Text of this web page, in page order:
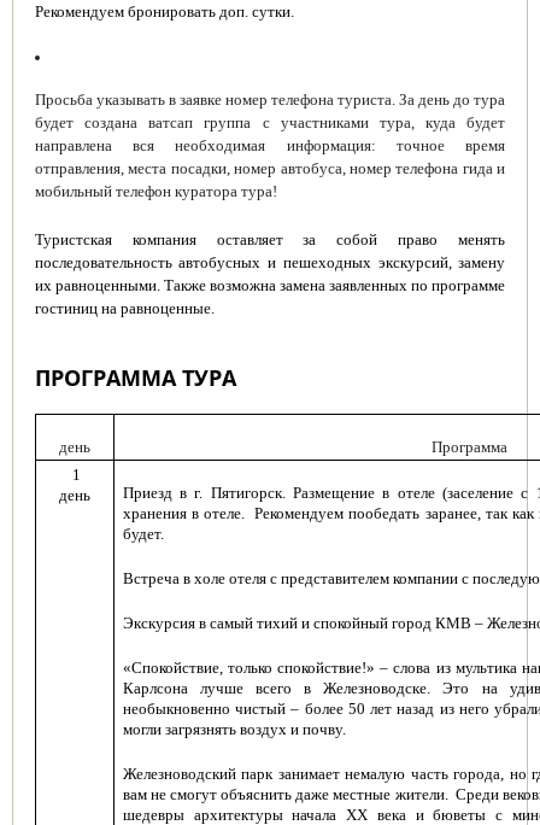
Рекомендуем бронировать доп. сутки.
Просьба указывать в заявке номер телефона туриста. За день до тура
будет создана ватсап группа с участниками тура, куда будет
направлена вся необходимая информация: точное время
отправления, места посадки, номер автобуса, номер телефона гида и
мобильный телефон куратора тура!
Туристская компания оставляет за собой право менять
последовательность автобусных и пешеходных экскурсий, замену
их равноценными. Также возможна замена заявленных по программе
гостиниц на равноценные.
ПРОГРАММА ТУРА
день
Программа
1
день
Приезд в г. Пятигорск. Размещение в отеле (заселение
хранения в отеле.
Рекомендуем пообедать заранее, так
будет.
Встреча в холе отеля с представителем компании с
Экскурсия в самый тихий и спокойный город КМВ –
«Спокойствие, только спокойствие!» – слова из мультика
Карлсона лучше всего в Железноводске. Это на
необыкновенно чистый – более 50 лет назад из него
могли загрязнять воздух и почву.
Железноводский парк занимает немалую часть города, но
вам не смогут объяснить даже местные жители.
Среди
шедевры архитектуры начала ХХ века и бюветы с